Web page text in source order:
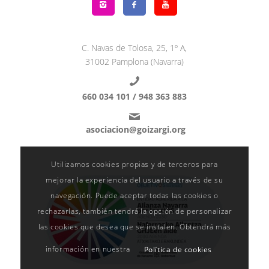
C. Navas de Tolosa, 25, 1º A,
31002 Pamplona (Navarra)
660 034 101 / 948 363 883
asociacion@goizargi.org
Utilizamos cookies propias y de terceros para
mejorar la experiencia del usuario a través de su
navegación. Puede aceptar todas las cookies o
rechazarlas, también tendrá la opción de personalizar
las cookies que desea que se instalen. Obtendrá más
información en nuestra Política de cookies